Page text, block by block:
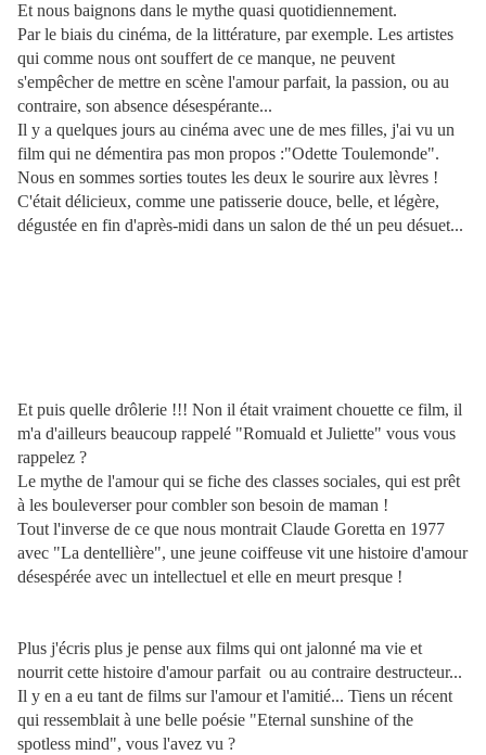
Et nous baignons dans le mythe quasi quotidiennement.
Par le biais du cinéma, de la littérature, par exemple. Les artistes
qui comme nous ont souffert de ce manque, ne peuvent
s'empêcher de mettre en scène l'amour parfait, la passion, ou au
contraire, son absence désespérante...
Il y a quelques jours au cinéma avec une de mes filles, j'ai vu un
film qui ne démentira pas mon propos :"Odette Toulemonde".
Nous en sommes sorties toutes les deux le sourire aux lèvres !
C'était délicieux, comme une patisserie douce, belle, et légère,
dégustée en fin d'après-midi dans un salon de thé un peu désuet...
Et puis quelle drôlerie !!! Non il était vraiment chouette ce film, il
m'a d'ailleurs beaucoup rappelé "Romuald et Juliette" vous vous
rappelez ?
Le mythe de l'amour qui se fiche des classes sociales, qui est prêt
à les bouleverser pour combler son besoin de maman !
Tout l'inverse de ce que nous montrait Claude Goretta en 1977
avec "La dentellière", une jeune coiffeuse vit une histoire d'amour
désespérée avec un intellectuel et elle en meurt presque !
Plus j'écris plus je pense aux films qui ont jalonné ma vie et
nourrit cette histoire d'amour parfait ou au contraire destructeur...
Il y en a eu tant de films sur l'amour et l'amitié... Tiens un récent
qui ressemblait à une belle poésie "Eternal sunshine of the
spotless mind", vous l'avez vu ?